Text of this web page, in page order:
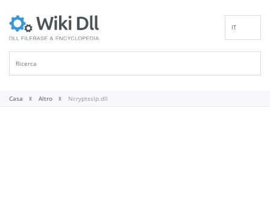
IT
Casa Altro Ncryptsslp.dll